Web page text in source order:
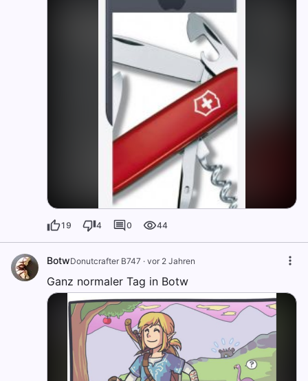
19 4 0 44
BotwDonutcrafter B747 · vor 2 Jahren
Ganz normaler Tag in Botw